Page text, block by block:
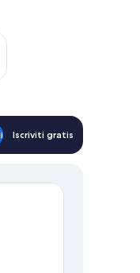
settimana, ago 14
Iscriviti gratis